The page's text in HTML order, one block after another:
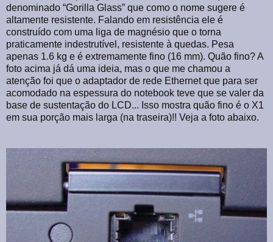
denominado “Gorilla Glass” que como o nome sugere é
altamente resistente. Falando em resistência ele é
construído com uma liga de magnésio que o torna
praticamente indestrutível, resistente à quedas. Pesa
apenas 1.6 kg e é extremamente fino (16 mm). Quão fino? A
foto acima já dá uma ideia, mas o que me chamou a
atenção foi que o adaptador de rede Ethernet que para ser
acomodado na espessura do notebook teve que se valer da
base de sustentação do LCD... Isso mostra quão fino é o X1
em sua porção mais larga (na traseira)!! Veja a foto abaixo.